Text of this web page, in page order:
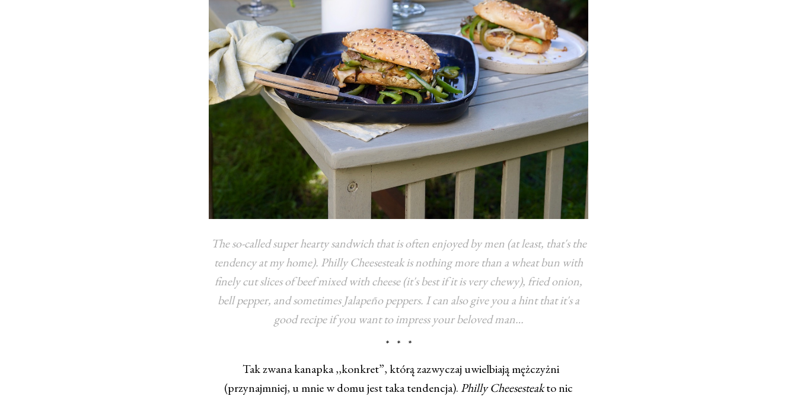
The so-called super hearty sandwich that is often enjoyed by men (at least, that's the
tendency at my home). Philly Cheesesteak is nothing more than a wheat bun with
finely cut slices of beef mixed with cheese (it's best if it is very chewy), fried onion,
bell pepper, and sometimes Jalapeño peppers. I can also give you a hint that it's a
good recipe if you want to impress your beloved man…
* * *
Tak zwana kanapka ,,konkret”, którą zazwyczaj uwielbiają mężczyżni
(przynajmniej, u mnie w domu jest taka tendencja).Philly Cheesesteakto nic